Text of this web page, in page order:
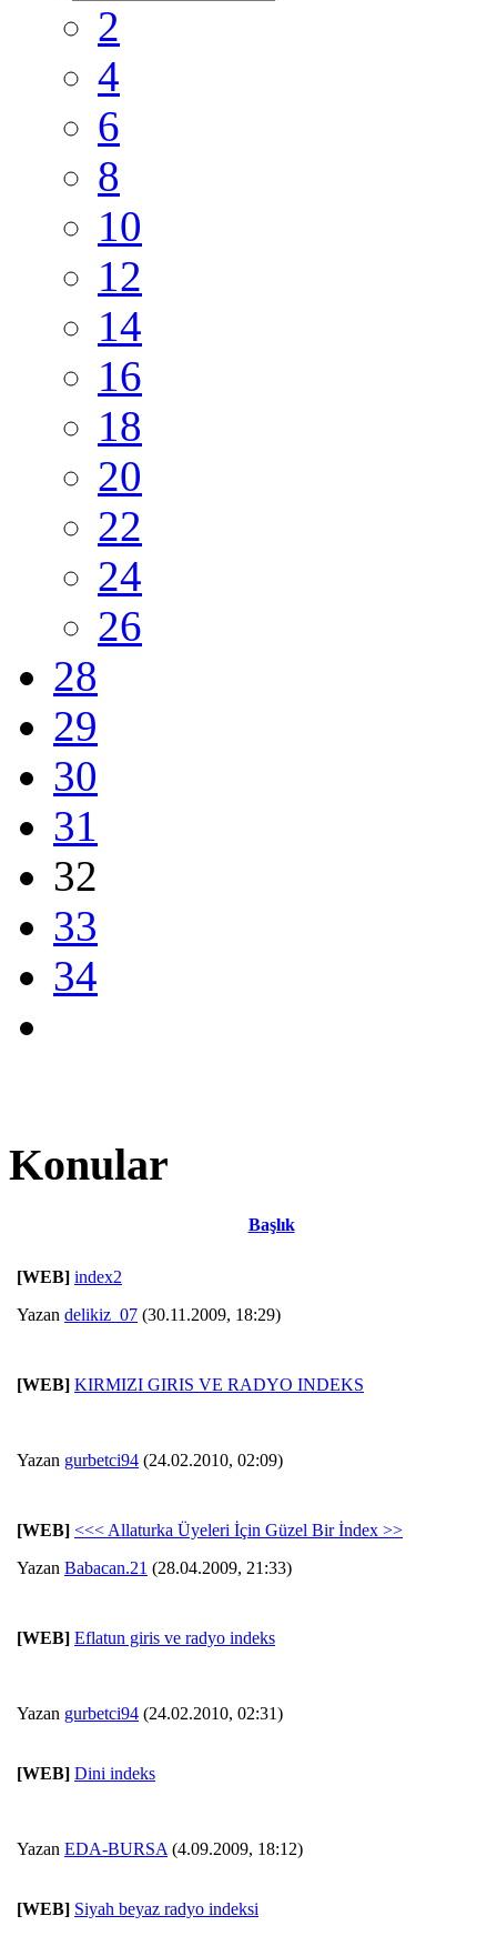
2
4
6
8
10
12
14
16
18
20
22
24
26
28
29
30
31
32
33
34
Konular
Başlık
[WEB] index2
Yazan delikiz_07 (30.11.2009, 18:29)
[WEB] KIRMIZI GIRIS VE RADYO INDEKS
Yazan gurbetci94 (24.02.2010, 02:09)
[WEB] <<< Allaturka Üyeleri İçin Güzel Bir İndex >>
Yazan Babacan.21 (28.04.2009, 21:33)
[WEB] Eflatun giris ve radyo indeks
Yazan gurbetci94 (24.02.2010, 02:31)
[WEB] Dini indeks
Yazan EDA-BURSA (4.09.2009, 18:12)
[WEB] Siyah beyaz radyo indeksi